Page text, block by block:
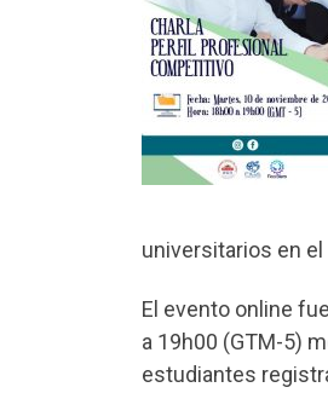
universitarios en el
El evento online
a 19h00 (GTM-5)
estudiantes